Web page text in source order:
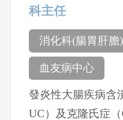
科主任
消化科(腸胃肝膽)
血友病中心
發炎性大腸疾病含
UC）及克隆氏症（